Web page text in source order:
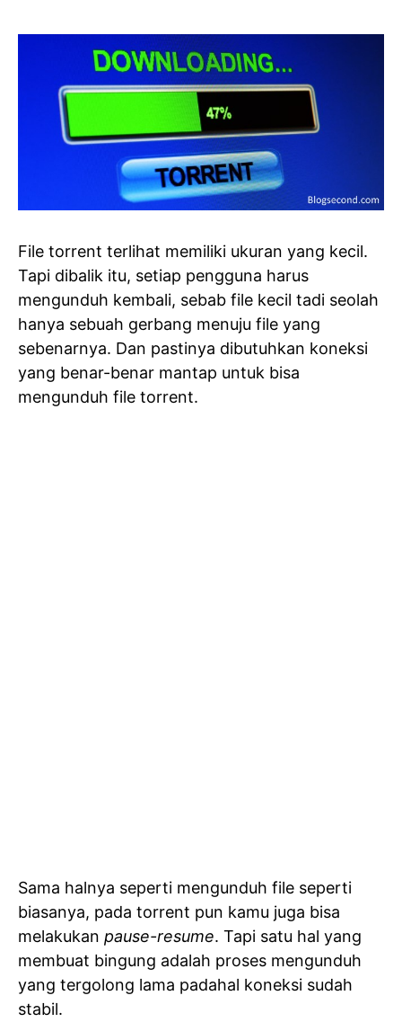
File torrent terlihat memiliki ukuran yang kecil.
Tapi dibalik itu, setiap pengguna harus
mengunduh kembali, sebab file kecil tadi seolah
hanya sebuah gerbang menuju file yang
sebenarnya. Dan pastinya dibutuhkan koneksi
yang benar-benar mantap untuk bisa
mengunduh file torrent.
Sama halnya seperti mengunduh file seperti
biasanya, pada torrent pun kamu juga bisa
melakukan pause-resume. Tapi satu hal yang
membuat bingung adalah proses mengunduh
yang tergolong lama padahal koneksi sudah
stabil.